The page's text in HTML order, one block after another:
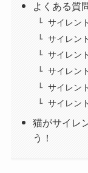
よくある質
サイレン
サイレン
サイレン
サイレン
サイレン
サイレン
猫がサイレ
う！